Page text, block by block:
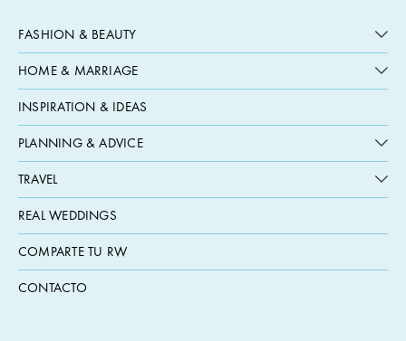
FASHION & BEAUTY
HOME & MARRIAGE
INSPIRATION & IDEAS
PLANNING & ADVICE
TRAVEL
REAL WEDDINGS
COMPARTE TU RW
CONTACTO